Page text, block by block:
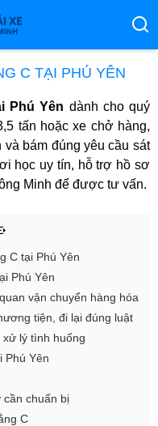
C TẠI PHÚ YÊN
Phú Yên dành cho quý
tấn hoặc xe chở hàng,
bám đúng yêu cầu sát
học uy tín, hỗ trợ hồ sơ
Minh để được tư vấn.
C tại Phú Yên
Phú Yên
vận chuyển hàng hóa
tiện, đi lại đúng luật
lý tình huống
Phú Yên
chuẩn bị
C